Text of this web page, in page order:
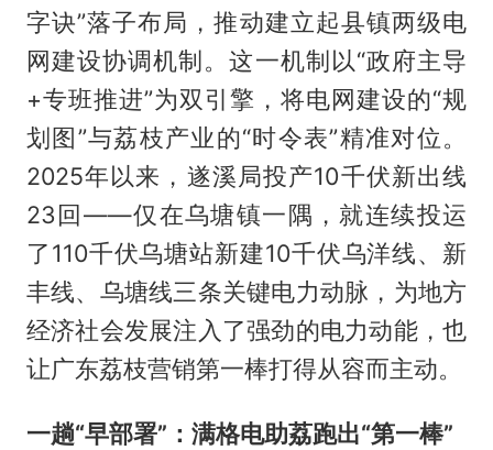
字诀”落子布局，推动建立起县镇两级电
网建设协调机制。这一机制以“政府主导
+专班推进”为双引擎，将电网建设的“规
划图”与荔枝产业的“时令表”精准对位。
2025年以来，遂溪局投产10千伏新出线
23回——仅在乌塘镇一隅，就连续投运
了110千伏乌塘站新建10千伏乌洋线、新
丰线、乌塘线三条关键电力动脉，为地方
经济社会发展注入了强劲的电力动能，也
让广东荔枝营销第一棒打得从容而主动。
一趟“早部署”：满格电助荔跑出“第一棒”